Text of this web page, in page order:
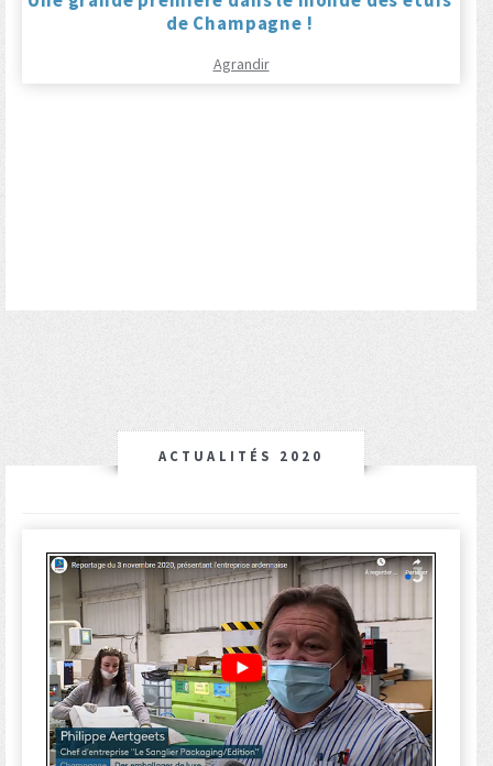
de Champagne !
Agrandir
ACTUALITÉS 2020